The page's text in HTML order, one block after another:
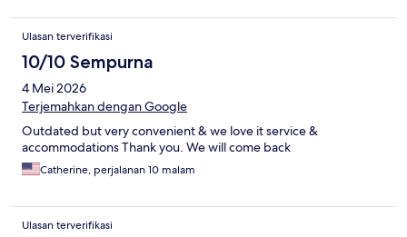
Ulasan terverifikasi
10/10 Sempurna
4 Mei 2026
Terjemahkan dengan Google
Outdated but very convenient & we love it service &
accommodations Thank you. We will come back
Catherine, perjalanan 10 malam
Ulasan terverifikasi